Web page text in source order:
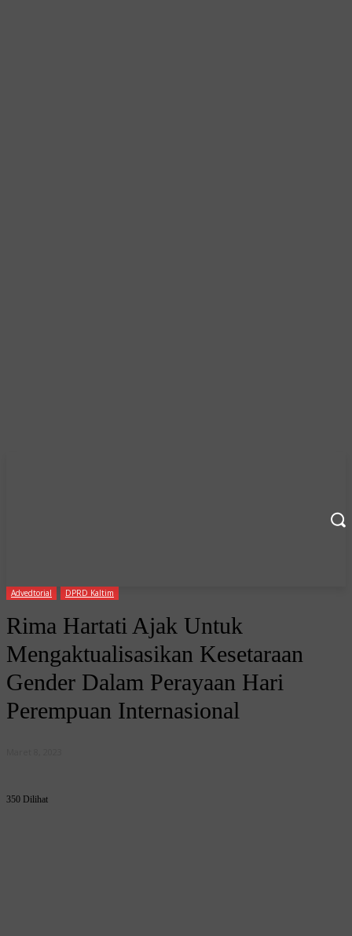
Advedtorial DPRD Kaltim
Rima Hartati Ajak Untuk
Mengaktualisasikan Kesetaraan
Gender Dalam Perayaan Hari
Perempuan Internasional
350 Dilihat